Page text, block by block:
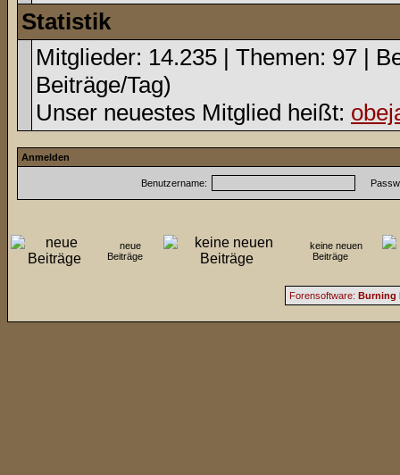
Statistik
Mitglieder: 14.235 | Themen: 97 |
Beiträge/Tag)
Unser neuestes Mitglied heißt:
Anmelden
Benutzername:
neue
Beiträge
keine neuen
Beiträge
Forensoftware: Burning